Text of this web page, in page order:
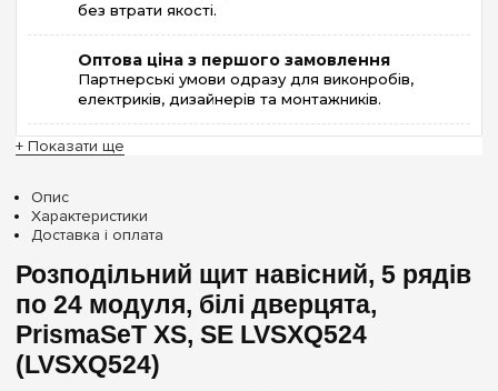
без втрати якості.
Оптова ціна з першого замовлення
Партнерські умови одразу для виконробів,
електриків, дизайнерів та монтажників.
+ Показати ще
Опис
Характеристики
Доставка і оплата
Розподільний щит навісний, 5 рядів
по 24 модуля, білі дверцята,
PrismaSeT XS, SE LVSXQ524
(LVSXQ524)